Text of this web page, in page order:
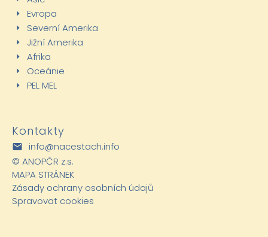
Evropa
Severní Amerika
Jižní Amerika
Afrika
Oceánie
PEL MEL
Kontakty
info@nacestach.info
© ANOPČR z.s.
MAPA STRÁNEK
Zásady ochrany osobních údajů
Spravovat cookies